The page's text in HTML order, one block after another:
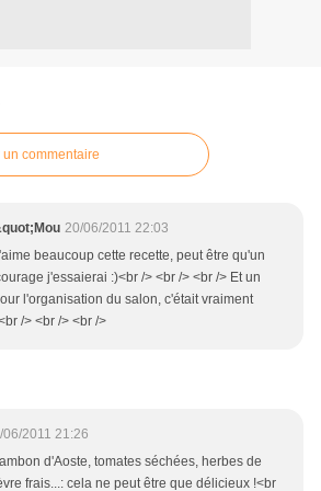
un commentaire
20/06/2011 22:03
beaucoup cette recette, peut être qu'un
j'essaierai :)<br /> <br /> <br /> Et un
l'organisation du salon, c'était vraiment
/> <br /> <br />
06/2011 21:26
d'Aoste, tomates séchées, herbes de
frais...: cela ne peut être que délicieux !<br